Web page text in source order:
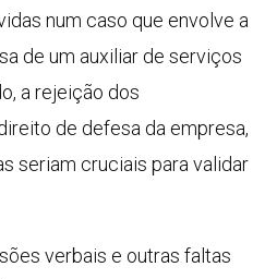
num caso que envolve a
de um auxiliar de serviços
a rejeição dos
de defesa da empresa,
seriam cruciais para validar
verbais e outras faltas